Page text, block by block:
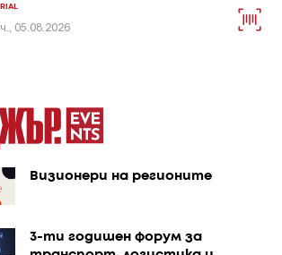
05.08.2026
Визионери на регионите
3-ти годишен форум за